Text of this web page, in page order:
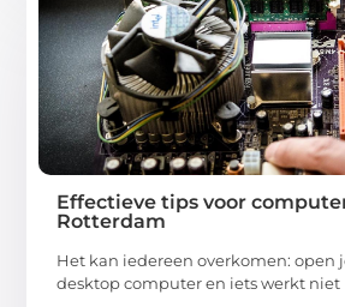
Effectieve tips voor
Rotterdam
Het kan iedereen overkomen: open
desktop computer en iets werkt niet